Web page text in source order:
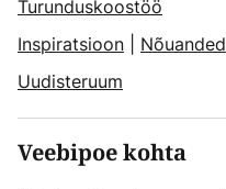
Turunduskoostöö
Inspiratsioon
Nõuanded
Uudisteruum
Veebipoe kohta